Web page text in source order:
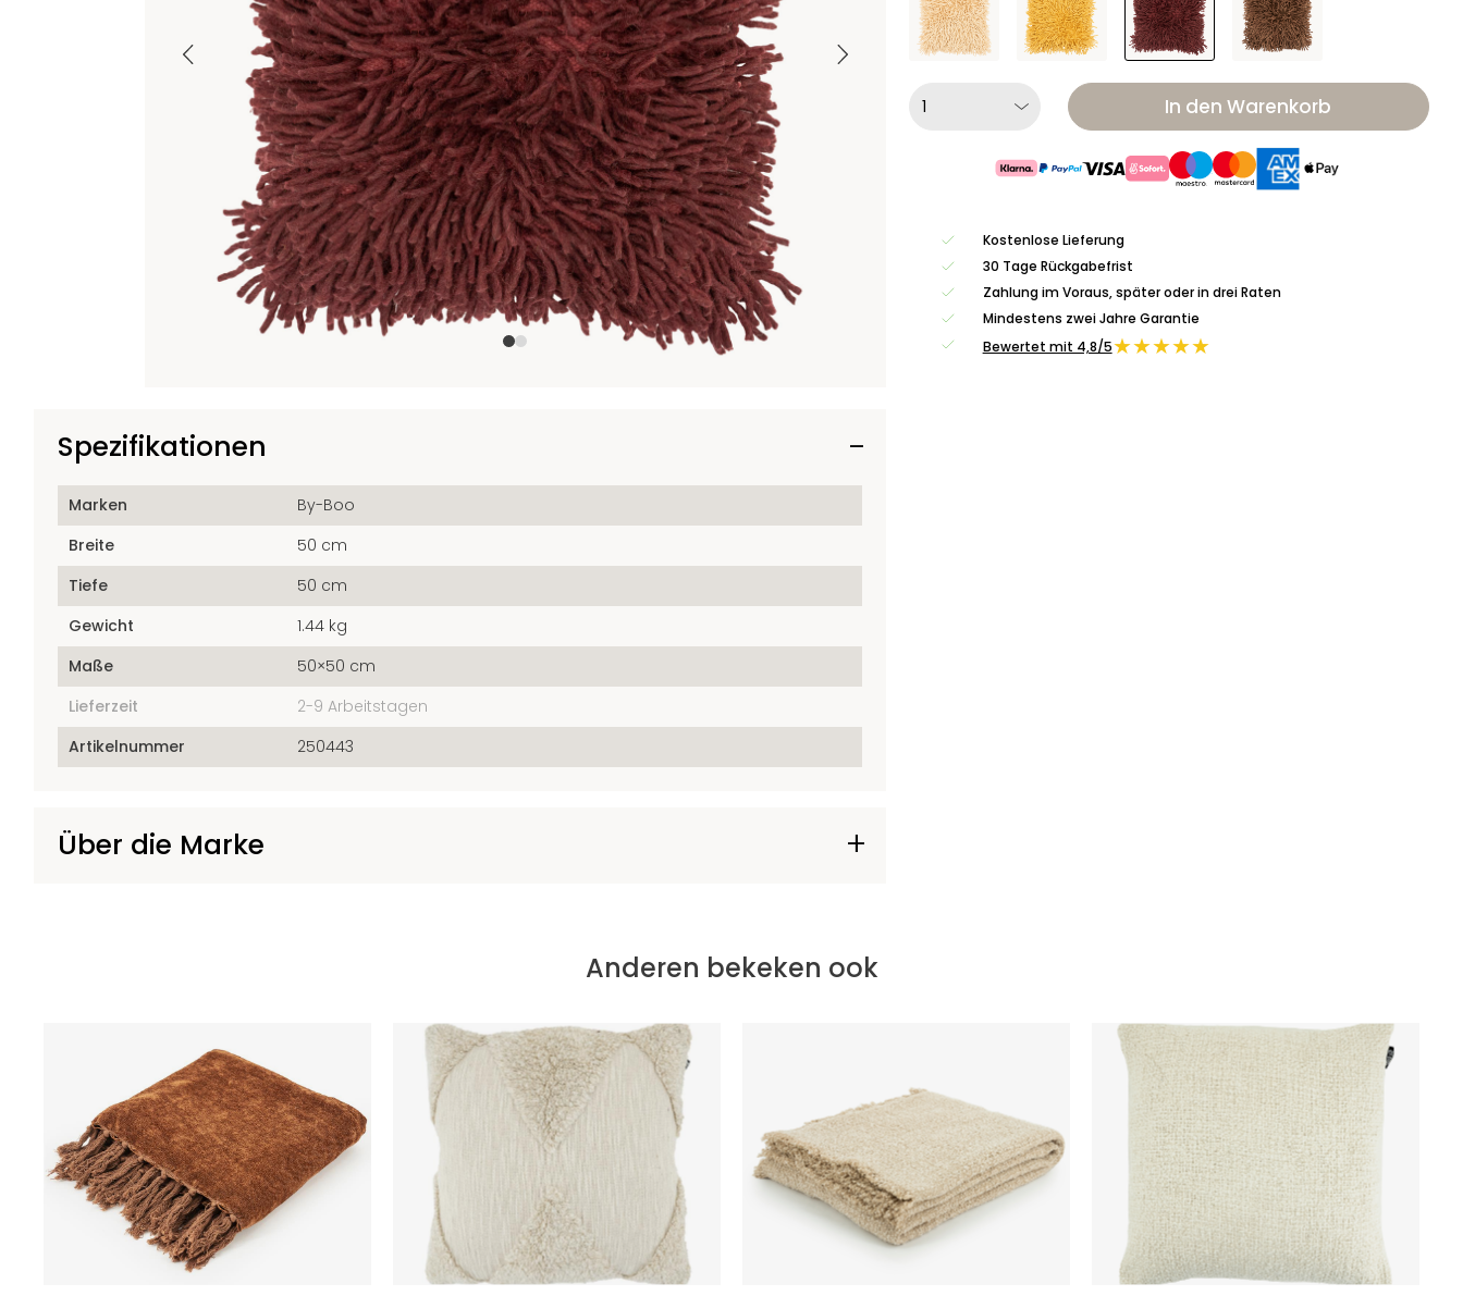
Spezifikationen
Marken
By-Boo
Breite
50 cm
Tiefe
50 cm
Gewicht
1.44 kg
Maße
50×50 cm
Lieferzeit
2-9 Arbeitstagen
Artikelnummer
250443
Über die Marke
In den Warenkorb
Kostenlose Lieferung
30 Tage Rückgabefrist
Zahlung im Voraus, später oder in drei Raten
Mindestens zwei Jahre Garantie
Bewertet mit 4,8/5★★★★★
Anderen bekeken ook